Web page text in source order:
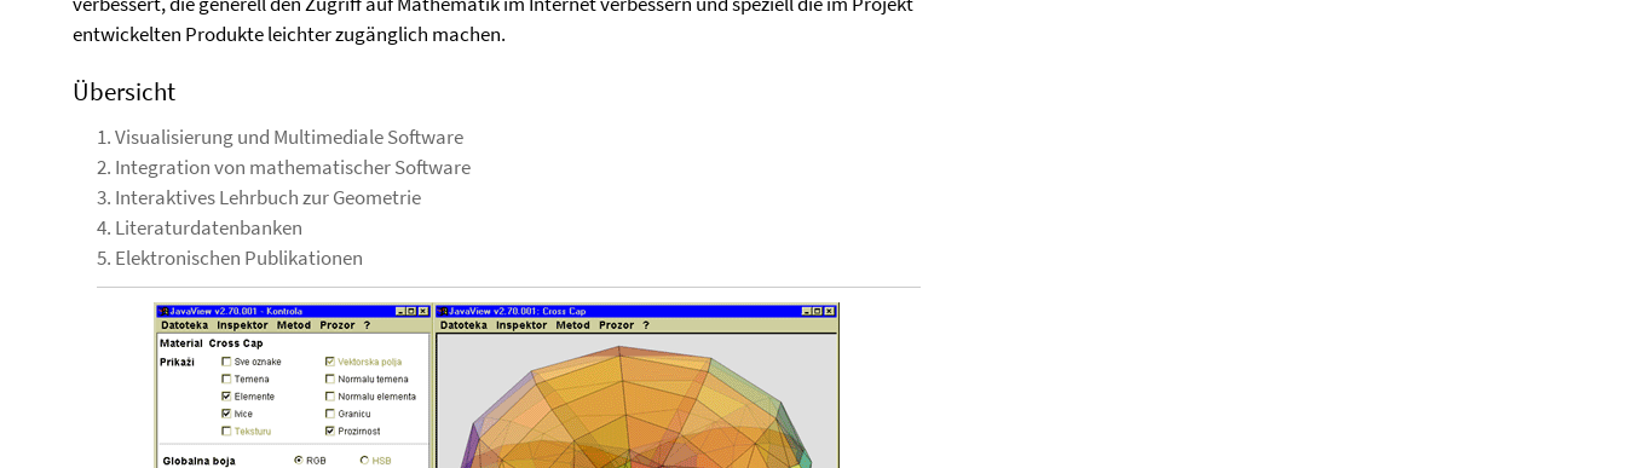
entwickelten Produkte leichter zugänglich machen.
Übersicht
1. Visualisierung und Multimediale Software
2. Integration von mathematischer Software
3. Interaktives Lehrbuch zur Geometrie
4. Literaturdatenbanken
5. Elektronischen Publikationen